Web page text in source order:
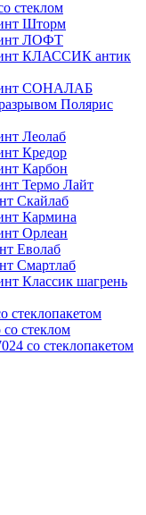
стеклом
Шторм
ЛОФТ
КЛАССИК антик
СОНАЛАБ
Полярис
Леолаб
Кредор
Карбон
Термо Лайт
Скайлаб
Кармина
Орлеан
Еволаб
Смартлаб
Классик шагрень
стеклопакетом
стеклом
со стеклопакетом